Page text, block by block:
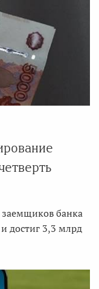
банка
достиг 3,3 млрд